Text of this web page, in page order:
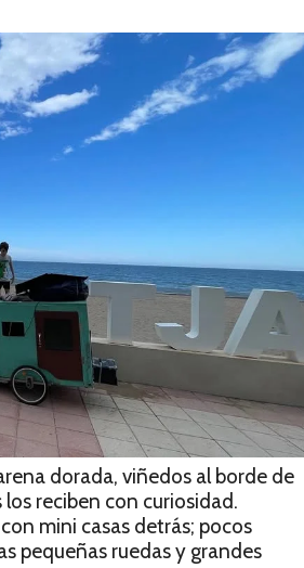
dorada, viñedos al borde de
reciben con curiosidad.
mini casas detrás; pocos
pequeñas ruedas y grandes